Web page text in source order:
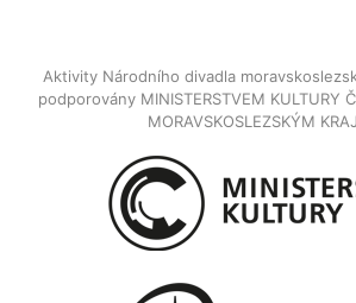
Aktivity Národního divadla
podporovány MINISTERSTVEM KULTURY
MORAVSKOSLEZSKÝM